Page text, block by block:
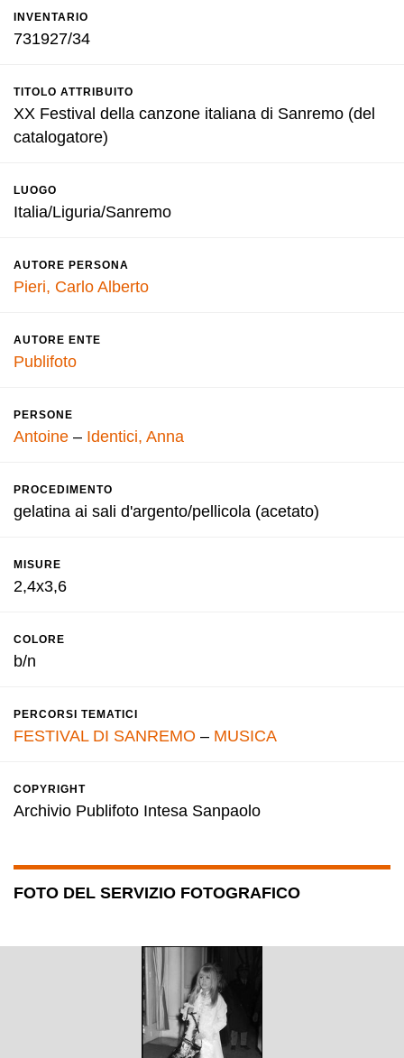
INVENTARIO
731927/34
TITOLO ATTRIBUITO
XX Festival della canzone italiana di Sanremo (del
catalogatore)
LUOGO
Italia/Liguria/Sanremo
AUTORE PERSONA
Pieri, Carlo Alberto
AUTORE ENTE
Publifoto
PERSONE
Antoine – Identici, Anna
PROCEDIMENTO
gelatina ai sali d'argento/pellicola (acetato)
MISURE
2,4x3,6
COLORE
b/n
PERCORSI TEMATICI
FESTIVAL DI SANREMO – MUSICA
COPYRIGHT
Archivio Publifoto Intesa Sanpaolo
FOTO DEL SERVIZIO FOTOGRAFICO